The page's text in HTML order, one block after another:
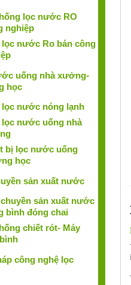
lọc nước RO
nghiệp
lọc nước Ro bán công
uống nhà xưởng-
học
lọc nước nóng lạnh
lọc nước uống nhà
bị lọc nước uống
học
sản xuất nước
chuyền sản xuất nước
bình đóng chai
chiết rót- Máy
công nghệ lọc